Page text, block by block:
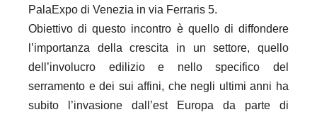
PalaExpo di Venezia in via Ferraris 5.
Obiettivo di questo incontro è quello di diffondere
l’importanza della crescita in un settore, quello
dell’involucro edilizio e nello specifico del
serramento e dei sui affini, che negli ultimi anni ha
subito l’invasione dall’est Europa da parte di